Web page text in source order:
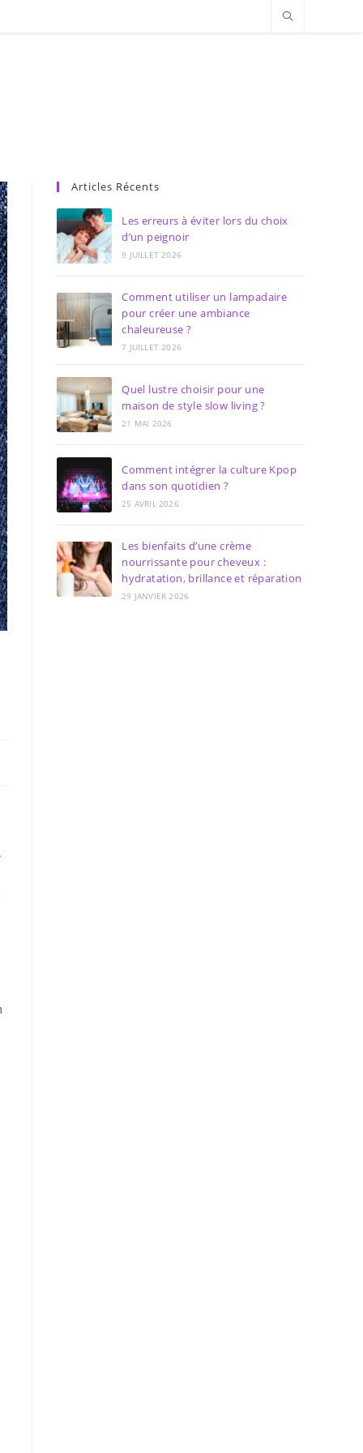
Articles Récents
Les erreurs à éviter lors du choix
d’un peignoir
9 JUILLET 2026
Comment utiliser un lampadaire
pour créer une ambiance
chaleureuse ?
7 JUILLET 2026
Quel lustre choisir pour une
maison de style slow living ?
21 MAI 2026
Comment intégrer la culture Kpop
dans son quotidien ?
25 AVRIL 2026
Les bienfaits d’une crème
nourrissante pour cheveux :
hydratation, brillance et réparation
29 JANVIER 2026